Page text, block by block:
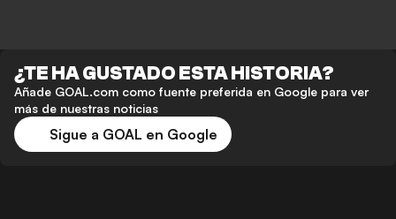
¿TE HA GUSTADO ESTA HISTORIA?
Añade GOAL.com como fuente preferida en Google para ver
más de nuestras noticias
Sigue a GOAL en Google